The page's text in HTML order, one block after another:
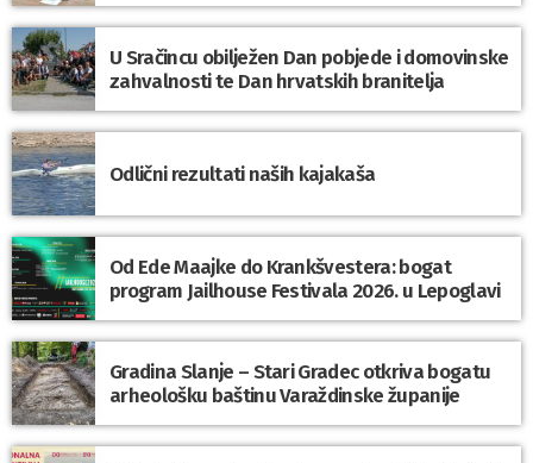
U Sračincu obilježen Dan pobjede i domovinske
zahvalnosti te Dan hrvatskih branitelja
Odlični rezultati naših kajakaša
Od Ede Maajke do Krankšvestera: bogat
program Jailhouse Festivala 2026. u Lepoglavi
Gradina Slanje – Stari Gradec otkriva bogatu
arheološku baštinu Varaždinske županije